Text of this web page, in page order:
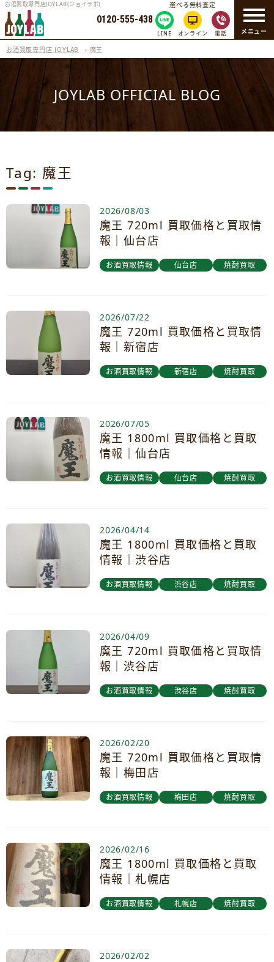
メニュー
お酒買取専門店JOYLAB(ジョイラボ)
0120-555-438
選べる無料査定
LINE オンライン 電話
お酒買取専門店 JOYLAB › 魔王
JOYLAB OFFICIAL BLOG
Tag: 魔王
2026/08/03
魔王 720ml 買取価格と買取情
報｜仙台店
お酒買取情報 仙台店 焼酎買取
2026/07/22
魔王 720ml 買取価格と買取情
報｜新宿店
お酒買取情報 新宿店 焼酎買取
2026/07/05
魔王 1800ml 買取価格と買取
情報｜仙台店
お酒買取情報 仙台店 焼酎買取
2026/04/14
魔王 1800ml 買取価格と買取
情報｜渋谷店
お酒買取情報 渋谷店 焼酎買取
2026/04/09
魔王 720ml 買取価格と買取情
報｜渋谷店
お酒買取情報 渋谷店 焼酎買取
2026/02/20
魔王 720ml 買取価格と買取情
報｜梅田店
お酒買取情報 梅田店 焼酎買取
2026/02/16
魔王 1800ml 買取価格と買取
情報｜札幌店
お酒買取情報 札幌店 焼酎買取
2026/02/02